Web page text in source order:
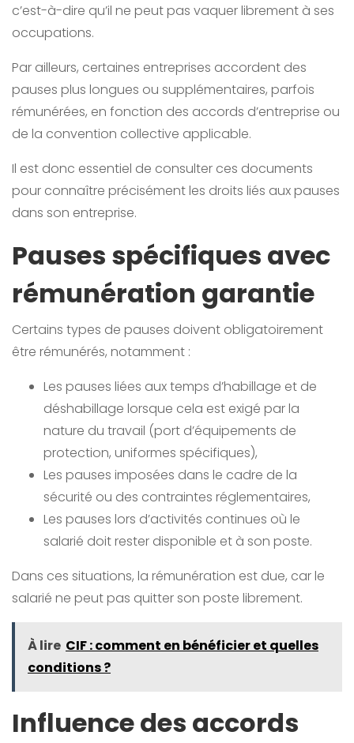
c’est-à-dire qu’il ne peut pas vaquer librement à ses
occupations.
Par ailleurs, certaines entreprises accordent des
pauses plus longues ou supplémentaires, parfois
rémunérées, en fonction des accords d’entreprise ou
de la convention collective applicable.
Il est donc essentiel de consulter ces documents
pour connaître précisément les droits liés aux pauses
dans son entreprise.
Pauses spécifiques avec
rémunération garantie
Certains types de pauses doivent obligatoirement
être rémunérés, notamment :
Les pauses liées aux temps d’habillage et de
déshabillage lorsque cela est exigé par la
nature du travail (port d’équipements de
protection, uniformes spécifiques),
Les pauses imposées dans le cadre de la
sécurité ou des contraintes réglementaires,
Les pauses lors d’activités continues où le
salarié doit rester disponible et à son poste.
Dans ces situations, la rémunération est due, car le
salarié ne peut pas quitter son poste librement.
À lire CIF : comment en bénéficier et quelles
conditions ?
Influence des accords